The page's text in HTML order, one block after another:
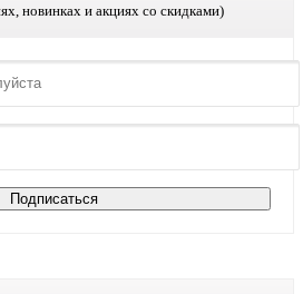
новинках и акциях со скидками)